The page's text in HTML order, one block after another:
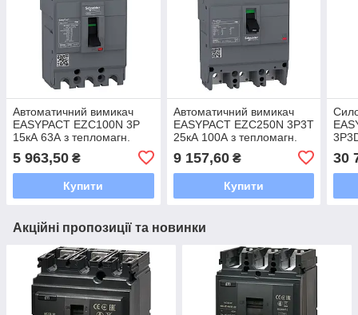
Автоматичний вимикач
EASYPACT EZC100N 3P
15кА 63А з тепломагн.
розчеплювачем Schneider
5 963,50 ₴
Купити
Автоматичний вимикач
EASYPACT EZC250N 3P3T
25кА 100А з тепломагн.
розчеплювачем Schneider
9 157,60₴
Купити
30
Акційні пропозиції та новинки